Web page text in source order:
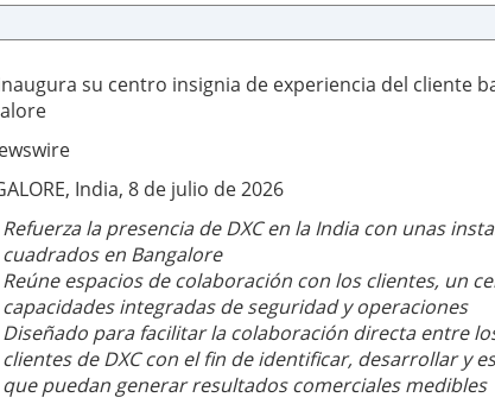
en IA en
julio 8,
su centro insignia de experiencia del cliente
India, 8 de julio de 2026
Refuerza la presencia de DXC en la India con unas
cuadrados en Bangalore
Reúne espacios de colaboración con los clientes, un
capacidades integradas de seguridad y operaciones
Diseñado para facilitar la colaboración directa entre
clientes de DXC con el fin de identificar, desarrollar y
que puedan generar resultados comerciales medibles